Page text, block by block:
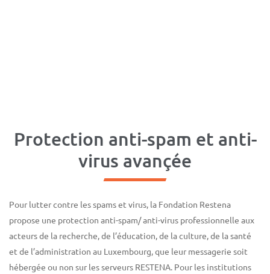
Protection anti-spam et anti-
virus avançée
Pour lutter contre les spams et virus, la Fondation Restena
propose une protection anti-spam/ anti-virus professionnelle aux
acteurs de la recherche, de l’éducation, de la culture, de la santé
et de l’administration au Luxembourg, que leur messagerie soit
hébergée ou non sur les serveurs RESTENA. Pour les institutions